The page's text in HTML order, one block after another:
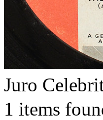
Juro
1 items